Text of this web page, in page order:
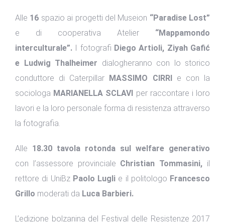
Alle 16 spazio ai progetti del Museion “Paradise Lost”
e di cooperativa Atelier “Mappamondo
interculturale”. I fotografi Diego Artioli, Ziyah Gafić
e Ludwig Thalheimer dialogheranno con lo storico
conduttore di Caterpillar MASSIMO CIRRIe con la
sociologa MARIANELLA SCLAVI per raccontare i loro
lavori e la loro personale forma di resistenza attraverso
la fotografia.
Alle 18.30 tavola rotonda sul welfare generativo
con l’assessore provinciale Christian Tommasini, il
rettore di UniBz Paolo Lugli e il politologo Francesco
Grillo moderati da Luca Barbieri.
L’edizione bolzanina del Festival delle Resistenze 2017